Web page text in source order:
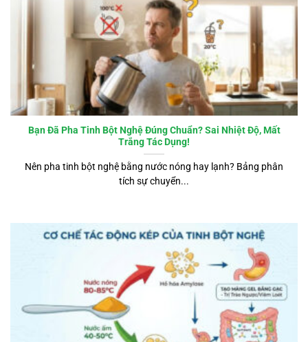
Bạn Đã Pha Tinh Bột Nghệ Đúng Chuẩn? Sai Nhiệt Độ, Mất
Trắng Tác Dụng!
Nên pha tinh bột nghệ bằng nước nóng hay lạnh? Bảng phân
tích sự chuyển...